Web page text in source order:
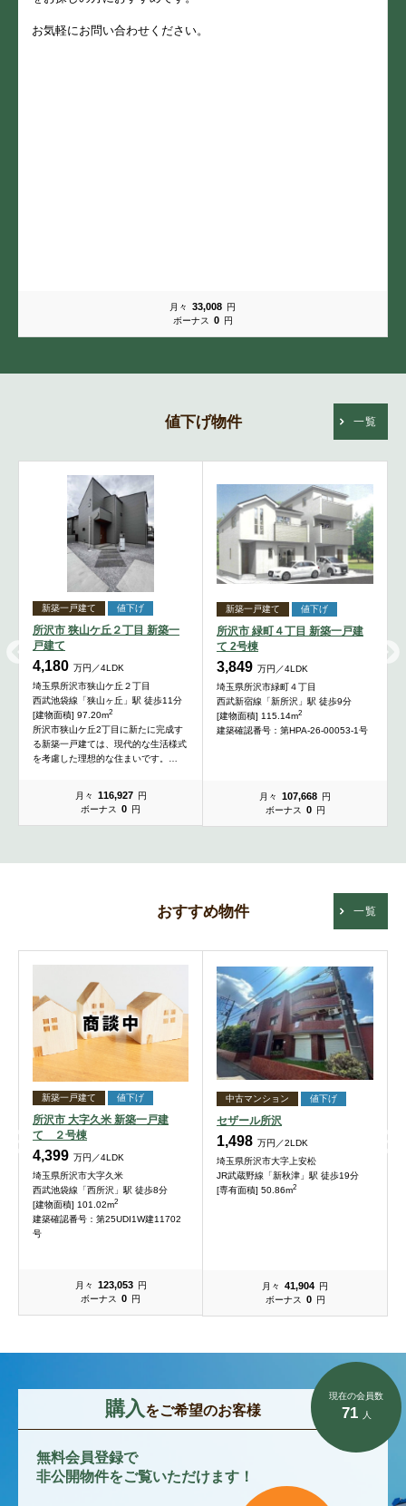
お気軽にお問い合わせください。
月々 33,008 円
ボーナス
0 円
値下げ物件 一覧
新築一戸建て 値下げ
所沢市 狭山ケ丘２丁目 新築一
戸建て
4,180 万円／4LDK
埼玉県所沢市狭山ケ丘２丁目
西武池袋線「狭山ヶ丘」駅 徒歩11分
[建物面積] 97.20m2
所沢市狭山ケ丘2丁目に新たに完成す
る新築一戸建ては、現代的な生活様式
を考慮した理想的な住まいです。…
月々 116,927 円
ボーナス
0 円
新築一戸建て 値下げ
所沢市 緑町４丁目 新築一戸建
て 2号棟
3,849 万円／4LDK
埼玉県所沢市緑町４丁目
西武新宿線「新所沢」駅 徒歩9分
[建物面積] 115.14m2
建築確認番号：第HPA-26-00053-1号
月々 107,668 円
ボーナス
0 円
おすすめ物件 一覧
新築一戸建て 値下げ
所沢市 大字久米 新築一戸建
て ２号棟
4,399 万円／4LDK
埼玉県所沢市大字久米
西武池袋線「西所沢」駅 徒歩8分
[建物面積] 101.02m2
建築確認番号：第25UDI1W建11702
号
月々 123,053 円
ボーナス
0 円
中古マンション 値下げ
セザール所沢
1,498 万円／2LDK
埼玉県所沢市大字上安松
JR武蔵野線「新秋津」駅 徒歩19分
[専有面積] 50.86m2
月々 41,904 円
ボーナス
0 円
購入 をご希望のお客様
無料会員登録で
非公開物件をご覧いただけます！
現在の会員数
71 人